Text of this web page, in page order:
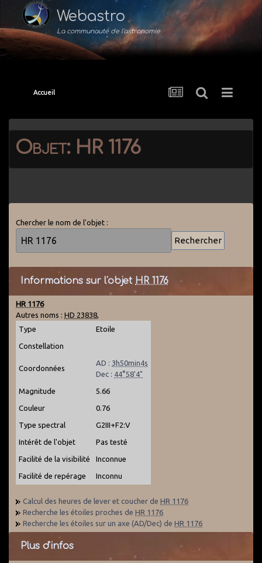
Webastro
La communauté de l'astronomie
Accueil
Objet: HR 1176
Chercher le nom de l'objet :
Informations sur l'objet HR 1176
HR 1176
Autres noms : HD 23838,
Type
Etoile
Constellation
Coordonnées
AD : 3h50min4s
Dec : 44°58'4"
Magnitude 5.66
Couleur 0.76
Type spectral G2III+F2:V
Intérêt de l'objet Pas testé
Facilité de la visibilité Inconnue
Facilité de repérage Inconnu
Calcul des heures de lever et coucher de HR 1176
Recherche les étoiles proches de HR 1176
Recherche les étoiles sur un axe (AD/Dec) de HR 1176
Plus d'infos